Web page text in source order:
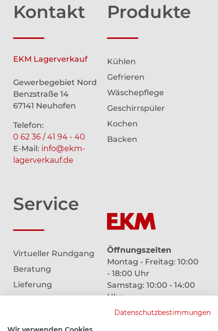
Kontakt
EKM Lagerverkauf
Gewerbegebiet Nord
Benzstraße 14
67141 Neuhofen
Telefon:
0 62 36 / 41 94 - 40
E-Mail: info@ekm-
lagerverkauf.de
Produkte
Kühlen
Gefrieren
Wäschepflege
Geschirrspüler
Kochen
Backen
Service
Virtueller Rundgang
Beratung
Lieferung
Öffnungszeiten
Montag - Freitag: 10:00
- 18:00 Uhr
Samstag: 10:00 - 14:00
Uhr
Datenschutzbestimmungen